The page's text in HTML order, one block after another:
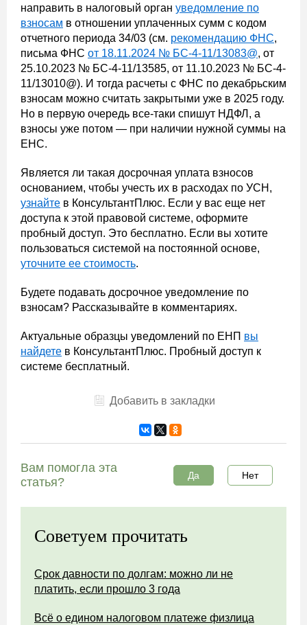
направить в налоговый орган уведомление по
взносам в отношении уплаченных сумм с кодом
отчетного периода 34/03 (см. рекомендацию ФНС,
письма ФНС от 18.11.2024 № БС-4-11/13083@, от
25.10.2023 № БС-4-11/13585, от 11.10.2023 № БС-4-
11/13010@). И тогда расчеты с ФНС по декабрьским
взносам можно считать закрытыми уже в 2025 году.
Но в первую очередь все-таки спишут НДФЛ, а
взносы уже потом — при наличии нужной суммы на
ЕНС.
Является ли такая досрочная уплата взносов
основанием, чтобы учесть их в расходах по УСН,
узнайте в КонсультантПлюс. Если у вас еще нет
доступа к этой правовой системе, оформите
пробный доступ. Это бесплатно. Если вы хотите
пользоваться системой на постоянной основе,
уточните ее стоимость.
Будете подавать досрочное уведомление по
взносам? Рассказывайте в комментариях.
Актуальные образцы уведомлений по ЕНП вы
найдете в КонсультантПлюс. Пробный доступ к
системе бесплатный.
Добавить в закладки
Вам помогла эта
статья?
Да Нет
Советуем прочитать
Срок давности по долгам: можно ли не
платить, если прошло 3 года
Всё о едином налоговом платеже физлица